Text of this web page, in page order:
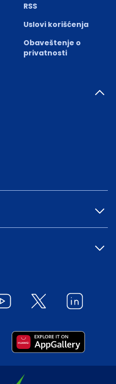
RSS
Uslovi korišćenja
Obaveštenje o
privatnosti